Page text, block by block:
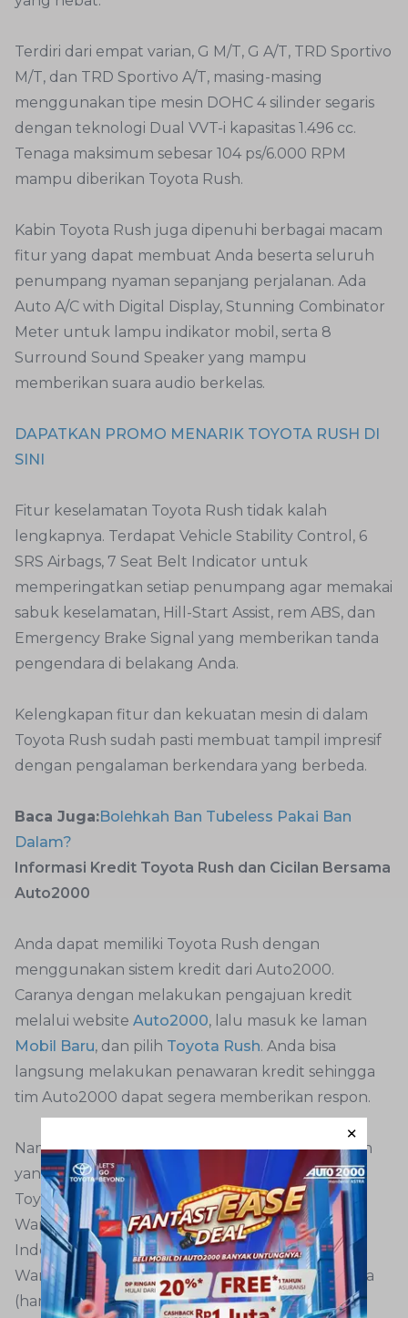
Terdiri dari empat varian, G M/T, G A/T, TRD Sportivo
M/T, dan TRD Sportivo A/T, masing-masing
menggunakan tipe mesin DOHC 4 silinder segaris
dengan teknologi Dual VVT-i kapasitas 1.496 cc.
Tenaga maksimum sebesar 104 ps/6.000 RPM
mampu diberikan Toyota Rush.
Kabin Toyota Rush juga dipenuhi berbagai macam
fitur yang dapat membuat Anda beserta seluruh
penumpang nyaman sepanjang perjalanan. Ada
Auto A/C with Digital Display, Stunning Combinator
Meter untuk lampu indikator mobil, serta 8
Surround Sound Speaker yang mampu
memberikan suara audio berkelas.
DAPATKAN PROMO MENARIK TOYOTA RUSH DI
SINI
Fitur keselamatan Toyota Rush tidak kalah
lengkapnya. Terdapat Vehicle Stability Control, 6
SRS Airbags, 7 Seat Belt Indicator untuk
memperingatkan setiap penumpang agar memakai
sabuk keselamatan, Hill-Start Assist, rem ABS, dan
Emergency Brake Signal yang memberikan tanda
pengendara di belakang Anda.
Kelengkapan fitur dan kekuatan mesin di dalam
Toyota Rush sudah pasti membuat tampil impresif
dengan pengalaman berkendara yang berbeda.
Baca Juga:Bolehkah Ban Tubeless Pakai Ban
Dalam?
Informasi Kredit Toyota Rush dan Cicilan Bersama
Auto2000
Anda dapat memiliki Toyota Rush dengan
menggunakan sistem kredit dari Auto2000.
Caranya dengan melakukan pengajuan kredit
melalui website Auto2000, lalu masuk ke laman
Mobil Baru, dan pilih Toyota Rush. Anda bisa
langsung melakukan penawaran kredit sehingga
tim Auto2000 dapat segera memberikan respon.
Namun ada beberapa persyaratan dan dokumen
yang harus dipenuhi dalam pengajuan kredit
Toyota Rush bersama Auto2000:
Warga Negara Indonesia yang berdomisili di
Indonesia
Warga Negara Asing yang berdomisili di Indonesia
(harus memiliki Penjamin WNI/perusahaan)